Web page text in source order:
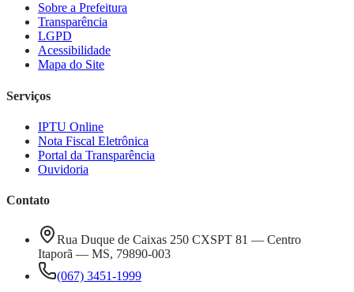
Sobre a Prefeitura
Transparência
LGPD
Acessibilidade
Mapa do Site
Serviços
IPTU Online
Nota Fiscal Eletrônica
Portal da Transparência
Ouvidoria
Contato
Rua Duque de Caixas 250 CXSPT 81 — Centro
Itaporã — MS, 79890-003
(067) 3451-1999